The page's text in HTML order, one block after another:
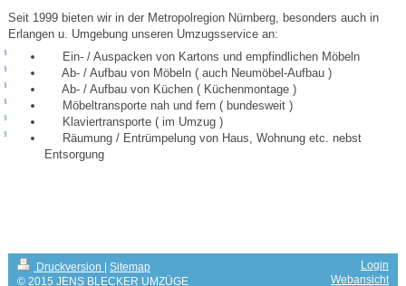
Seit 1999 bieten wir in der Metropolregion Nürnberg, besonders auch in
Erlangen u. Umgebung unseren Umzugsservice an:
§ Ein- / Auspacken von Kartons und empfindlichen Möbeln
§ Ab- / Aufbau von Möbeln ( auch Neumöbel-Aufbau )
§ Ab- / Aufbau von Küchen ( Küchenmontage )
§ Möbeltransporte nah und fern ( bundesweit )
§ Klaviertransporte ( im Umzug )
§
Räumung / Entrümpelung von Haus, Wohnung etc. nebst
Entsorgung
Druckversion | Sitemap
© 2015 JENS BLECKER UMZÜGE
Login
Webansicht